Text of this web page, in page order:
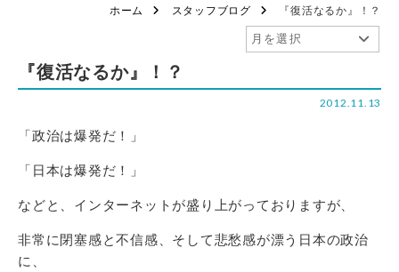
ホーム スタッフブログ 『復活なるか』！？
『復活なるか』！？
2012.11.13
「政治は爆発だ！」
「日本は爆発だ！」
などと、インターネットが盛り上がっておりますが、
非常に閉塞感と不信感、そして悲愁感が漂う日本の政治
に、